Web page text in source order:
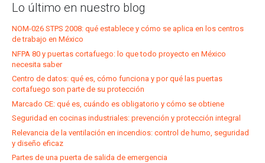
Lo último en nuestro blog
NOM-026 STPS 2008: qué establece y cómo se aplica en los centros
de trabajo en México
NFPA 80 y puertas cortafuego: lo que todo proyecto en México
necesita saber
Centro de datos: qué es, cómo funciona y por qué las puertas
cortafuego son parte de su protección
Marcado CE: qué es, cuándo es obligatorio y cómo se obtiene
Seguridad en cocinas industriales: prevención y protección integral
Relevancia de la ventilación en incendios: control de humo, seguridad
y diseño eficaz
Partes de una puerta de salida de emergencia